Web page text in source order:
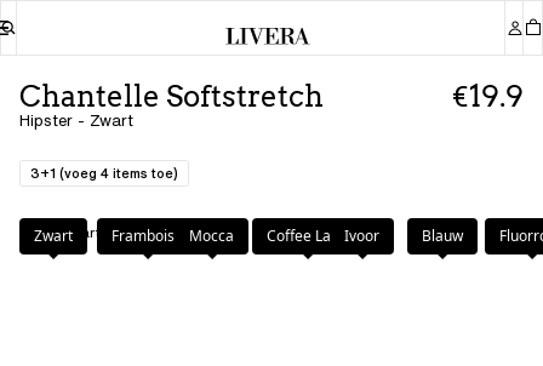
Chantelle Softstretch
Hipster - Zwart
€19.9
3+1 (voeg 4 items toe)
Kleur: Zwart
Zwart Framboise Mocca Coffee LatteIvoor Blauw